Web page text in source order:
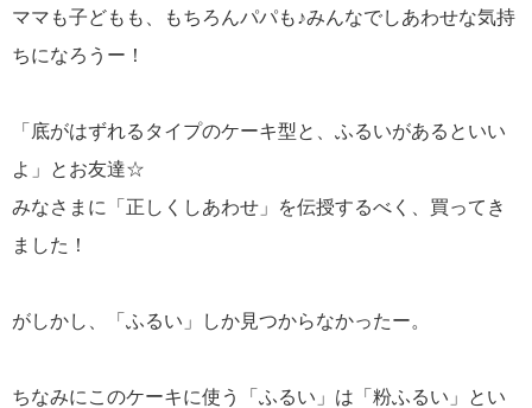
ママも子どもも、もちろんパパも♪みんなでしあわせな気持
ちになろうー！
「底がはずれるタイプのケーキ型と、ふるいがあるといい
よ」とお友達☆
みなさまに「正しくしあわせ」を伝授するべく、買ってき
ました！
がしかし、「ふるい」しか見つからなかったー。
ちなみにこのケーキに使う「ふるい」は「粉ふるい」とい